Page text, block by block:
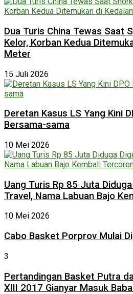
Dua Turis China Tewas Saat
Kelor, Korban Kedua
Meter
15 Juli 2026
Deretan Kasus LS Yang Kini
Bersama-sama
10 Mei 2026
Uang Turis Rp 85 Juta
Travel, Nama Labuan Bajo
10 Mei 2026
Cabo Basket Porprov Mulai
3
Pertandingan Basket Putra
XIII 2017 Gianyar Masuk